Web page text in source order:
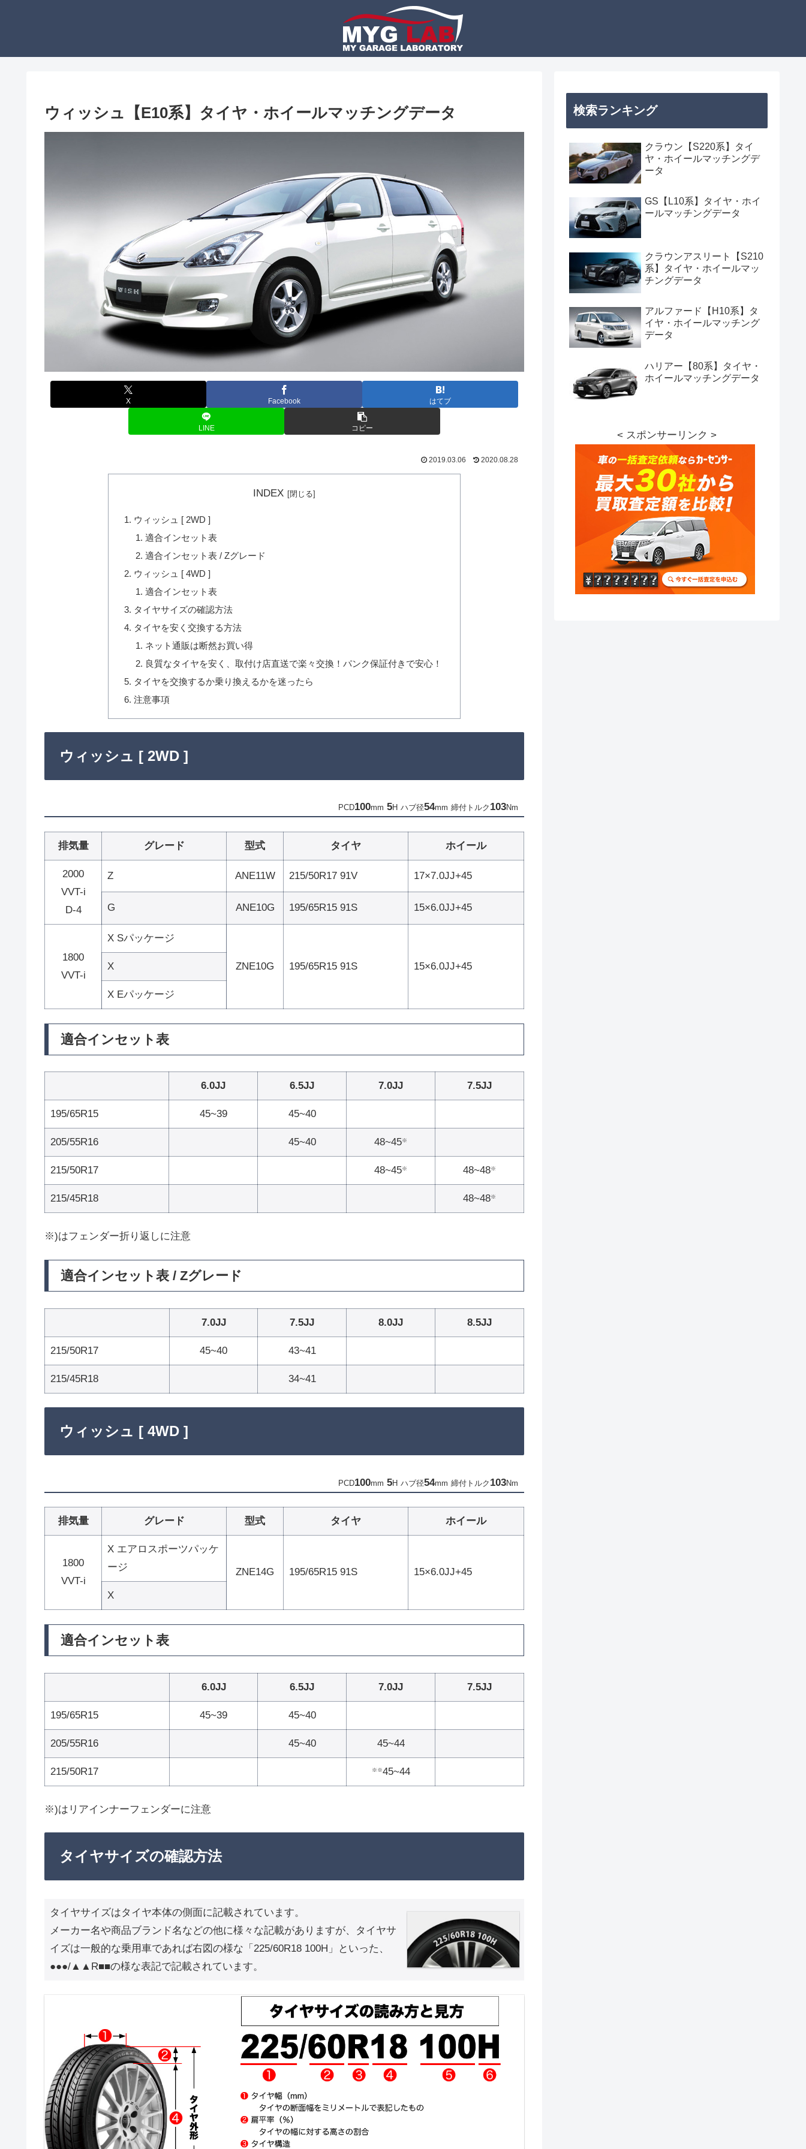
ウィッシュ【E10系】タイヤ・ホイールマッチングデータ
X Facebook はてブ
LINE コピー
2019.03.06 2020.08.28
INDEX
ウィッシュ [ 2WD ]
適合インセット表
適合インセット表 / Zグレード
ウィッシュ [ 4WD ]
適合インセット表
タイヤサイズの確認方法
タイヤを安く交換する方法
ネット通販は断然お買い得
良質なタイヤを安く、取付け店直送で楽々交換！パンク保証付きで安心！
タイヤを交換するか乗り換えるかを迷ったら
注意事項
ウィッシュ [ 2WD ]
PCD100mm 5H ハブ径54mm 締付トルク 103Nm
排気量 グレード 型式 タイヤ ホイール
2000
VVT-i
D-4
Z ANE11W 215/50R17 91V 17×7.0JJ+45
G ANE10G 195/65R15 91S 15×6.0JJ+45
1800
VVT-i
X Sパッケージ
ZNE10G 195/65R15 91S 15×6.0JJ+45
X
X Eパッケージ
適合インセット表
6.0JJ 6.5JJ 7.0JJ 7.5JJ
195/65R15 45~39 45~40
205/55R16 45~40 48~45※
215/50R17 48~45※ 48~48※
215/45R18 48~48※
※)はフェンダー折り返しに注意
適合インセット表 / Zグレード
7.0JJ 7.5JJ 8.0JJ 8.5JJ
215/50R17 45~40 43~41
215/45R18 34~41
ウィッシュ [ 4WD ]
PCD100mm 5H ハブ径54mm 締付トルク 103Nm
排気量 グレード 型式 タイヤ ホイール
1800
VVT-i
X エアロスポーツパッケ
ージ
ZNE14G 195/65R15 91S 15×6.0JJ+45
X
適合インセット表
6.0JJ 6.5JJ 7.0JJ 7.5JJ
195/65R15 45~39 45~40
205/55R16 45~40 45~44
215/50R17 ※※45~44
※)はリアインナーフェンダーに注意
タイヤサイズの確認方法
タイヤサイズはタイヤ本体の側面に記載されています。
メーカー名や商品ブランド名などの他に様々な記載がありますが、タイヤサ
イズは一般的な乗用車であれば右図の様な「225/60R18 100H」といった、
●●●/▲▲R■■の様な表記で記載されています。
検索ランキング
クラウン【S220系】タイ
ヤ・ホイールマッチングデ
ータ
GS【L10系】タイヤ・ホイ
ールマッチングデータ
クラウンアスリート【S210
系】タイヤ・ホイールマッ
チングデータ
アルファード【H10系】タ
イヤ・ホイールマッチング
データ
ハリアー【80系】タイヤ・
ホイールマッチングデータ
< スポンサーリンク >